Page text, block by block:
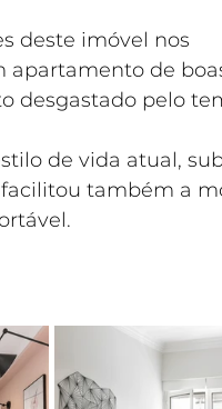
deste imóvel nos
de
desgastado pelo
de vida atual,
também a